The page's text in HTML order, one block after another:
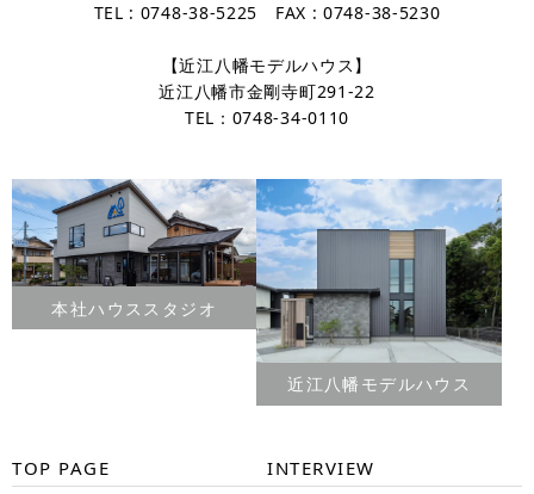
TEL : 0748-38-5225 FAX : 0748-38-5230
【近江八幡モデルハウス】
近江八幡市金剛寺町291-22
TEL：0748-34-0110
本社ハウススタジオ
近江八幡モデルハウス
TOP PAGE INTERVIEW